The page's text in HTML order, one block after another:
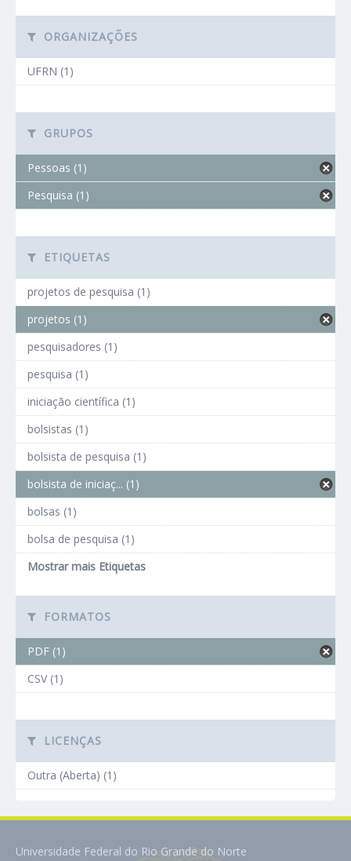
ORGANIZAÇÕES
UFRN (1)
GRUPOS
Pessoas (1)
Pesquisa (1)
ETIQUETAS
projetos de pesquisa (1)
projetos (1)
pesquisadores (1)
pesquisa (1)
iniciação científica (1)
bolsistas (1)
bolsista de pesquisa (1)
bolsista de iniciaç... (1)
bolsas (1)
bolsa de pesquisa (1)
Mostrar mais Etiquetas
FORMATOS
PDF (1)
CSV (1)
LICENÇAS
Outra (Aberta) (1)
Universidade Federal do Rio Grande do Norte